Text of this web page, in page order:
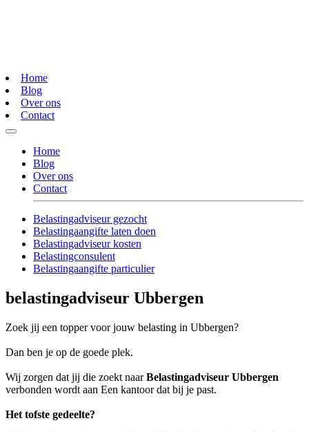
Home
Blog
Over ons
Contact
Home
Blog
Over ons
Contact
Belastingadviseur gezocht
Belastingaangifte laten doen
Belastingadviseur kosten
Belastingconsulent
Belastingaangifte particulier
belastingadviseur Ubbergen
Zoek jij een topper voor jouw belasting in Ubbergen?
Dan ben je op de goede plek.
Wij zorgen dat jij die zoekt naarBelastingadviseur Ubbergen
verbonden wordt aan Een kantoor dat bij je past.
Het tofste gedeelte?